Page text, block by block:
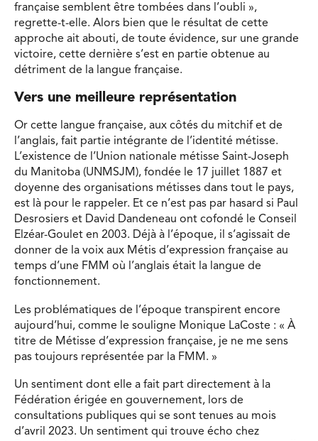
française semblent être tombées dans l’oubli »,
regrette-t-elle. Alors bien que le résultat de cette
approche ait abouti, de toute évidence, sur une grande
victoire, cette dernière s’est en partie obtenue au
détriment de la langue française.
Vers une meilleure représentation
Or cette langue française, aux côtés du mitchif et de
l’anglais, fait partie intégrante de l’identité métisse.
L’existence de l’Union nationale métisse Saint-Joseph
du Manitoba (UNMSJM), fondée le 17 juillet 1887 et
doyenne des organisations métisses dans tout le pays,
est là pour le rappeler. Et ce n’est pas par hasard si Paul
Desrosiers et David Dandeneau ont cofondé le Conseil
Elzéar-Goulet en 2003. Déjà à l’époque, il s’agissait de
donner de la voix aux Métis d’expression française au
temps d’une FMM où l’anglais était la langue de
fonctionnement.
Les problématiques de l’époque transpirent encore
aujourd’hui, comme le souligne Monique LaCoste : « À
titre de Métisse d’expression française, je ne me sens
pas toujours représentée par la FMM. »
Un sentiment dont elle a fait part directement à la
Fédération érigée en gouvernement, lors de
consultations publiques qui se sont tenues au mois
d’avril 2023. Un sentiment qui trouve écho chez